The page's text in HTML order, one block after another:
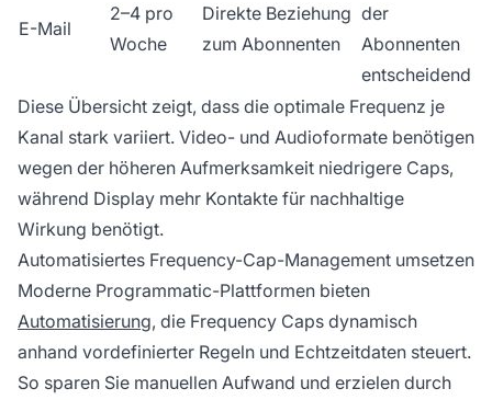
E-Mail
2–4 pro
Woche
Direkte Beziehung
zum Abonnenten
der
Abonnenten
entscheidend
Diese Übersicht zeigt, dass die optimale Frequenz je
Kanal stark variiert. Video- und Audioformate benötigen
wegen der höheren Aufmerksamkeit niedrigere Caps,
während Display mehr Kontakte für nachhaltige
Wirkung benötigt.
Automatisiertes Frequency-Cap-Management umsetzen
Moderne Programmatic-Plattformen bieten
Automatisierung, die Frequency Caps dynamisch
anhand vordefinierter Regeln und Echtzeitdaten steuert.
So sparen Sie manuellen Aufwand und erzielen durch